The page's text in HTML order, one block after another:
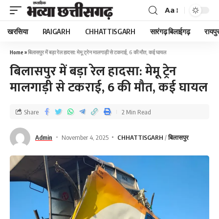
Aa
खरसिया RAIGARH CHHATTISGARH सारंगढ़ बिलाईगढ़
Home »बिलासपुर में बड़ा रेल हादसा: मेमू ट्रेन मालगाड़ी से टकराई, 6 की मौत, कई घायल
बिलासपुर में बड़ा रेल हादसा: मेमू ट्रेन
मालगाड़ी से टकराई, 6 की मौत, कई घायल
Admin November 4, 2025 CHHATTISGARH बिलासपुर
Share 2 Min Read